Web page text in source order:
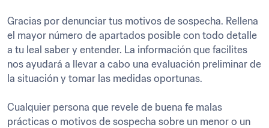
Gracias por denunciar tus motivos de sospecha. Rellena
el mayor número de apartados posible con todo detalle
a tu leal saber y entender. La información que facilites
nos ayudará a llevar a cabo una evaluación preliminar de
la situación y tomar las medidas oportunas.
Cualquier persona que revele de buena fe malas
prácticas o motivos de sospecha sobre un menor o un